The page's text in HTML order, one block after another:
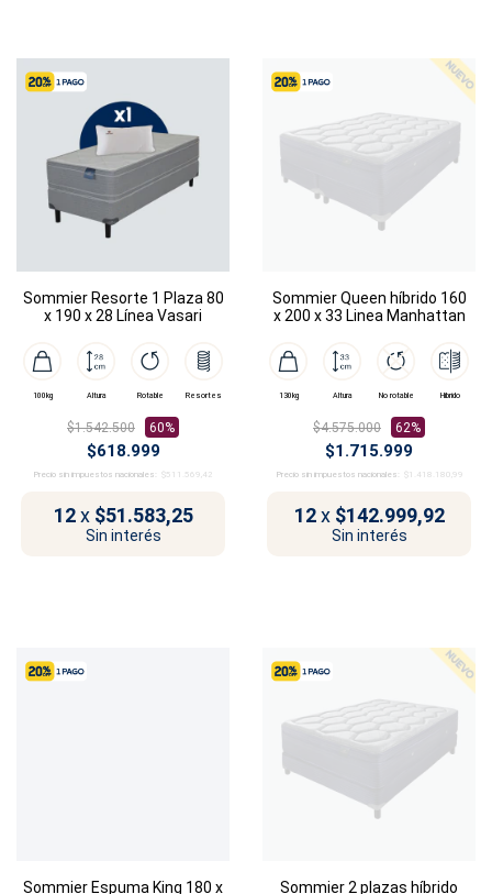
Sommier Resorte 1 Plaza 80
x 190 x 28 Línea Vasari
100kg Altura Rotable Resortes
$1.542.500 60%
$618.999
Precio sin impuestos nacionales: $511.569,42
12 x $51.583,25
Sin interés
Sommier Queen híbrido 160
x 200 x 33 Linea Manhattan
130kg Altura No rotable Híbrido
$4.575.000 62%
$1.715.999
Precio sin impuestos nacionales: $1.418.180,99
12 x $142.999,92
Sin interés
Sommier Espuma King 180 x Sommier 2 plazas híbrido